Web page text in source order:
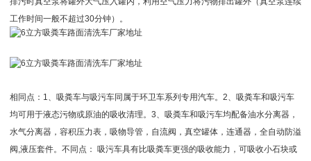
工作时间一般不超过30分钟）。
相同点：1、吸粪车与吸污车同属于环卫车系列专用汽车。2、吸粪车和吸污车
均可用于液态污物或原油的吸收清理。3、吸粪车和吸污车均配备油水分离器，
水气分离器，容积压力表，吸物导管，自流阀，真空罐体，连通器，全自动防溢
阀,液压套件。不同点： 吸污车具有比吸粪车更强的吸收能力，可吸收小石块或